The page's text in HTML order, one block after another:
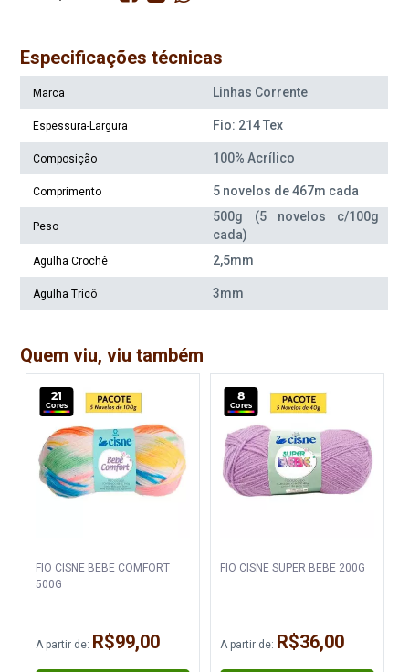
Fio Cisne Super Bebe 500G
Cor 280*
Disponível:
0 Itens
Fio Cisne Super Bebe 500G
Disponível:
5 Itens
Fio Cisne Super Bebe 500G
Cor 747
Disponível:
9 Itens
Fio Cisne Super Bebe 500G
Cor 884
Disponível:
5 Itens
Fio Cisne Super Bebe 500G
Cor 885*
2 Itens
Fio Cisne Super Bebe 500G
0 Itens
Especificações técnicas
Marca Linhas Corrente
Espessura-Largura Fio: 214 Tex
Composição 100% Acrílico
Comprimento 5 novelos de 467m cada
Peso
500g (5 novelos c/100g
cada)
Agulha Crochê 2,5mm
Agulha Tricô 3mm
Quem viu, viu também
21
Cores
FIO CISNE BEBE COMFORT
500G
A partir de: R$99,00
8
Cores
FIO CISNE SUPER BEBE 200G
A partir de: R$36,00